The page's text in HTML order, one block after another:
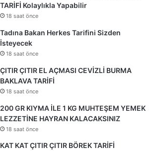
TARİFİ Kolaylıkla Yapabilir
18 saat önce
Tadına Bakan Herkes Tarifini Sizden
İsteyecek
18 saat önce
ÇITIR ÇITIR EL AÇMASI CEVİZLİ BURMA
BAKLAVA TARİFİ
18 saat önce
200 GR KIYMA İLE 1 KG MUHTEŞEM YEMEK
LEZZETİNE HAYRAN KALACAKSINIZ
18 saat önce
KAT KAT ÇITIR ÇITIR BÖREK TARİFİ